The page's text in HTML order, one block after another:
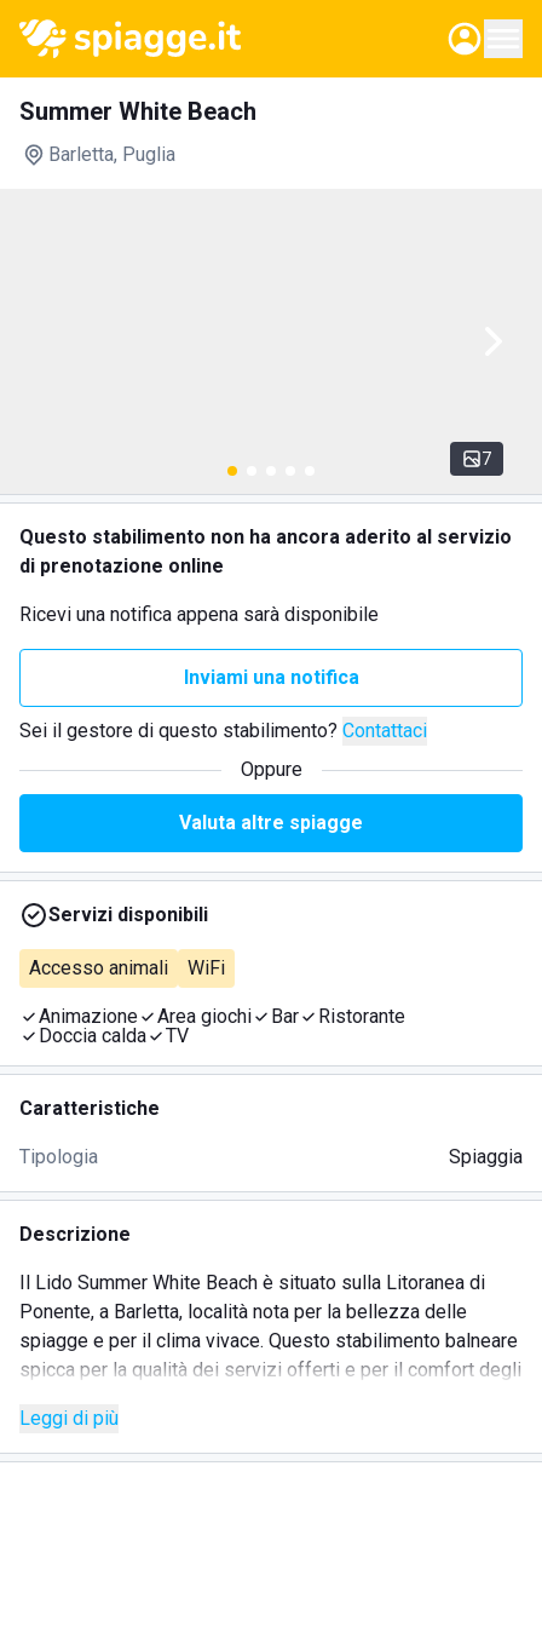
Summer White Beach
Barletta, Puglia
7
Questo stabilimento non ha ancora aderito al servizio
di prenotazione online
Ricevi una notifica appena sarà disponibile
Inviami una notifica
Sei il gestore di questo stabilimento? Contattaci
Oppure
Valuta altre spiagge
Servizi disponibili
Accesso animali WiFi
Animazione Area giochi Bar
Ristorante
Doccia calda
TV
Caratteristiche
Tipologia Spiaggia
Descrizione
Il Lido Summer White Beach è situato sulla Litoranea di
Ponente, a Barletta, località nota per la bellezza delle
spiagge e per il clima vivace. Questo stabilimento balneare
spicca per la qualità dei servizi offerti e per il comfort degli
zona è ben servita dai mezzi pubblici ed inoltre è presente
un ampio parcheggio che ti permetterà di lasciare la tua
Leggi di più